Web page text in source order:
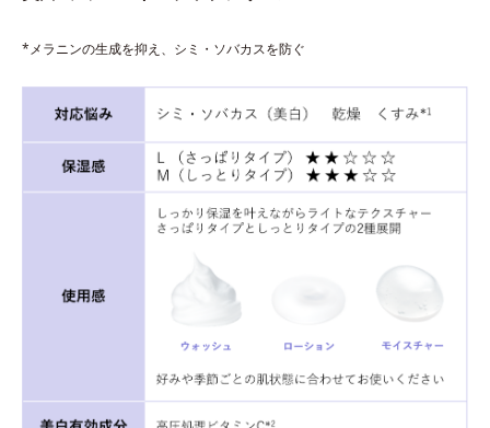
*メラニンの生成を抑え、シミ・ソバカスを防ぐ